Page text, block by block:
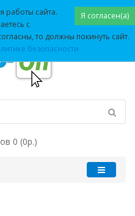
0 (0р.)
Я согласен(а)
работы сайта.
с
то должны покинуть сайт.
безопасности